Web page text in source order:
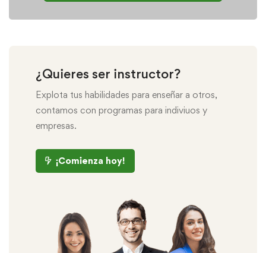
¿Quieres ser instructor?
Explota tus habilidades para enseñar a otros,
contamos con programas para indiviuos y
empresas.
¡Comienza hoy!